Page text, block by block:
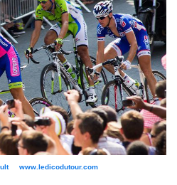
www.ledicodutour.com